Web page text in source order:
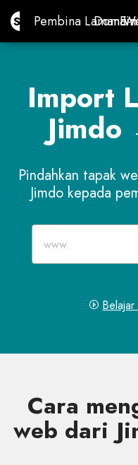
Site.proPembina Laman
Pembina Laman
Domain
Domain
E-
E-
Import
Pindahkan tapak
Jimdo kepada
Belajar
Cara
web dari